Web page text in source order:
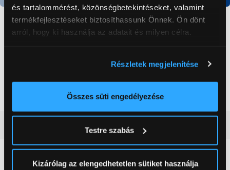
és tartalommérést, közönségbetekintéseket, valamint
termékfejlesztéseket biztosíthassunk Önnek. Ön dönt
arról, hogy ki használja az adatait és milyen célra.
elhelyezkedéséről pár méteres pontossággal
Az Ön készülékén beazonosítása annak konkrét
módjairól és adja meg preferenciáit aRészletek
pontban. Bármikor módosíthatja vagy visszavonhatja a
Sütinyilatkozathoz való hozzájárulását.
Részletek megjelenítése
Összes süti engedélyezése
Testre szabás
Kizárólag az elengedhetetlen sütiket használja
Termék adatlap
199 999 Ft
Termék adatlap
kombinált hűtőszekrény
179 999 Ft
0